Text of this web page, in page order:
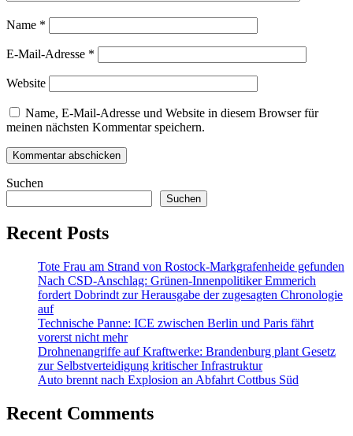
Name *
E-Mail-Adresse *
Website
Name, E-Mail-Adresse und Website in diesem Browser für
meinen nächsten Kommentar speichern.
Suchen
Suchen
Recent Posts
Tote Frau am Strand von Rostock-Markgrafenheide gefunden
Nach CSD-Anschlag: Grünen-Innenpolitiker Emmerich
fordert Dobrindt zur Herausgabe der zugesagten Chronologie
auf
Technische Panne: ICE zwischen Berlin und Paris fährt
vorerst nicht mehr
Drohnenangriffe auf Kraftwerke: Brandenburg plant Gesetz
zur Selbstverteidigung kritischer Infrastruktur
Auto brennt nach Explosion an Abfahrt Cottbus Süd
Recent Comments